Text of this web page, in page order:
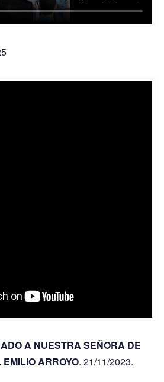
A NUESTRA SEÑORA DE
ARROYO. 21/11/2023.